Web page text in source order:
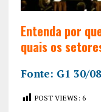
Entenda por
quais os
Fonte: G1 30/
POST VIEWS: 6